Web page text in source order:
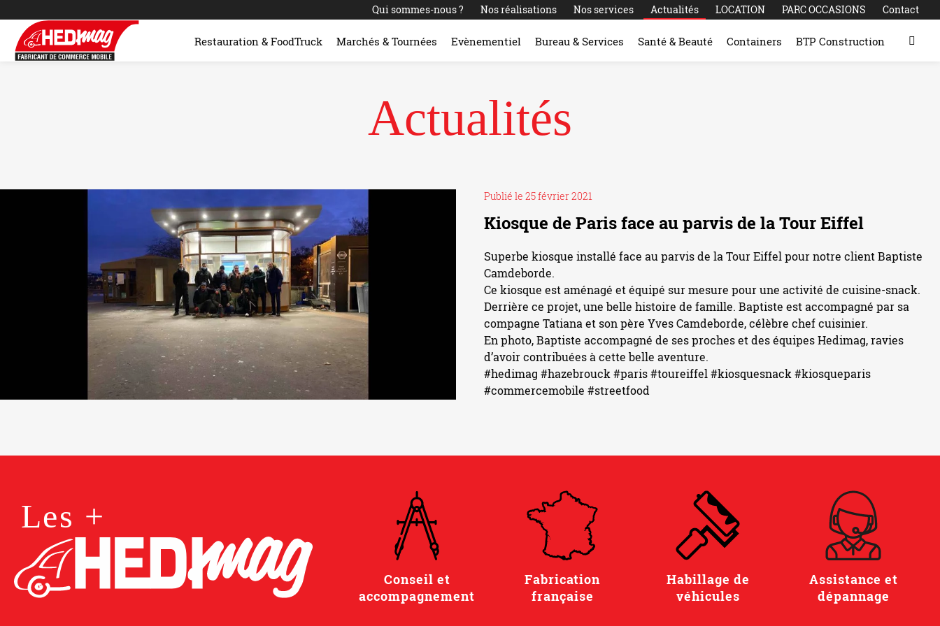
Qui sommes-nous ? Nos réalisations Nos services Actualités LOCATION PARC OCCASIONS Contact
Restauration & FoodTruck Marchés & Tournées Evènementiel Bureau & Services Santé & Beauté Containers BTP Construction
Actualités
Publié le 25 février 2021
Kiosque de Paris face au parvis de la Tour Eiffel
Superbe kiosque installé face au parvis de la Tour Eiffel pour notre client Baptiste
Camdeborde.
Ce kiosque est aménagé et équipé sur mesure pour une activité de cuisine-snack.
Derrière ce projet, une belle histoire de famille. Baptiste est accompagné par sa
compagne Tatiana et son père Yves Camdeborde, célèbre chef cuisinier.
En photo, Baptiste accompagné de ses proches et des équipes Hedimag, ravies
d’avoir contribuées à cette belle aventure.
#hedimag #hazebrouck #paris#toureiffel #kiosquesnack #kiosqueparis
#commercemobile #streetfood
Les +
Conseil et
accompagnement
Fabrication
française
Habillage de
véhicules
Assistance et
dépannage